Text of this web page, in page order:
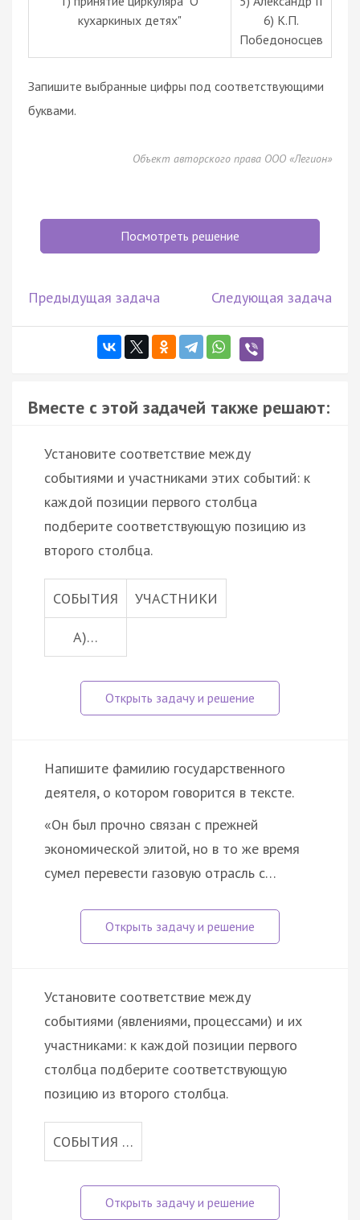
кухаркиных детях"
6) К.П.
Победоносцев
Запишите выбранные цифры под соответствующими
буквами.
Объект авторского права ООО «Легион»
Посмотреть решение
Предыдущая задача Следующая задача
Вместе с этой задачей также решают:
Установите соответствие между
событиями и участниками этих событий: к
каждой позиции первого столбца
подберите соответствующую позицию из
второго столбца.
СОБЫТИЯ УЧАСТНИКИ
А)…
Напишите фамилию государственного
деятеля, о котором говорится в тексте.
«Он был прочно связан с прежней
экономической элитой, но в то же время
сумел перевести газовую отрасль с…
Установите соответствие между
событиями (явлениями, процессами) и их
участниками: к каждой позиции первого
столбца подберите соответствующую
позицию из второго столбца.
СОБЫТИЯ …